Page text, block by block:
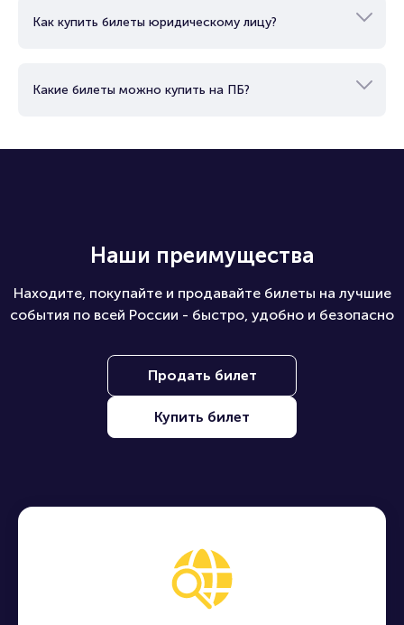
Как купить билеты юридическому лицу?
Какие билеты можно купить на ПБ?
Наши преимущества
Находите, покупайте и продавайте билеты на лучшие
события по всей России - быстро, удобно и безопасно
Продать билет
Купить билет